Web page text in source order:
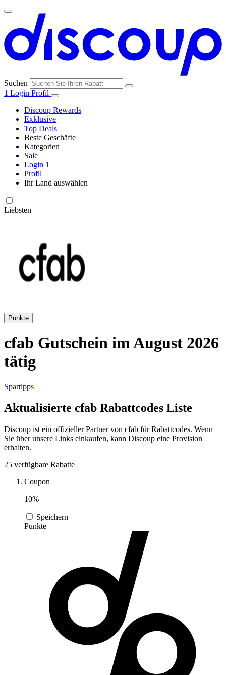
Suchen
1 Login Profil
Discoup Rewards
Exklusive
Top Deals
Beste Geschäfte
Amazon
Peek und
Cloppenburg
Douglas
DocMorris
Sportstech
Oakley
Guess
Kategorien
Kleidung und
Schuhe
Gesundheit
Sport und
Fitness
Autos und
Motorräder
Sale
Login 1
Profil
Ihr Land auswählen
Liebsten
Punkte
cfab Gutschein im August 2026
tätig
Spartipps
Aktualisierte cfab Rabattcodes Liste
Discoup ist ein offizieller Partner von cfab für Rabattcodes. Wenn
Sie über unsere Links einkaufen, kann Discoup eine Provision
erhalten.
25 verfügbare Rabatte
Coupon
10%
Speichern
Punkte